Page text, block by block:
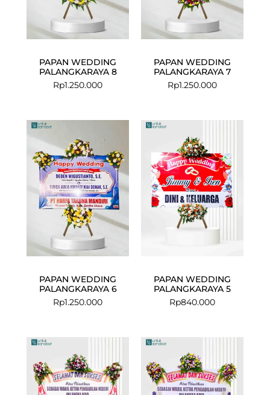
PAPAN WEDDING
PALANGKARAYA 8
Rp1.250.000
PAPAN WEDDING
PALANGKARAYA 7
Rp1.250.000
PAPAN WEDDING
PALANGKARAYA 6
Rp1.250.000
PAPAN WEDDING
PALANGKARAYA 5
Rp840.000